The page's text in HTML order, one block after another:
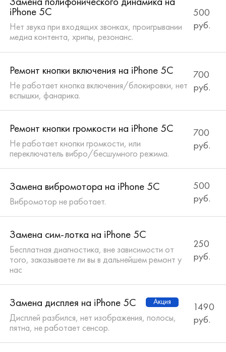
iPhone 5C
Нет звука при входящих звонках, проигрывании
медиа контента, хрипы, резонанс.
500
руб.
Ремонт кнопки включения на iPhone 5C
Не работает кнопка включения/блокировки, нет
вспышки, фанарика.
700
руб.
Ремонт кнопки громкости на iPhone 5C
Не работает кнопки громкости, или
переключатель вибро/бесшумного режима.
700
руб.
Замена вибромотора на iPhone 5C
Вибромотор не работает.
500
руб.
Замена сим-лотка на iPhone 5C
Бесплатная диагностика, вне зависимости от
того, заказываете ли вы в дальнейшем ремонт у
нас
250
руб.
Замена дисплея на iPhone 5C Акция
Дисплей разбился, нет изображения, полосы,
пятна, не работает сенсор.
1490
руб.